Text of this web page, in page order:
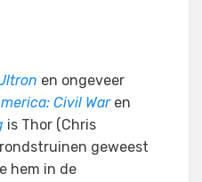
en ongeveer
Civil Waren
is Thor (Chris
geweest
hem in de